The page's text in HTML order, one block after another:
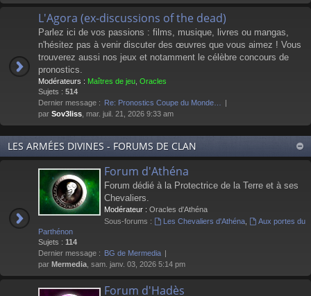
L'Agora (ex-discussions of the dead)
Parlez ici de vos passions : films, musique, livres ou mangas,
n'hésitez pas à venir discuter des œuvres que vous aimez ! Vous
trouverez aussi nos jeux et notamment le célèbre concours de
pronostics.
Modérateurs : Maîtres de jeu Oracles
Sujets : 514
Dernier message : Re: Pronostics Coupe du Monde…
par Sov3liss , mar. juil. 21, 2026 9:33 am
LES ARMÉES DIVINES - FORUMS DE CLAN
Forum d'Athéna
Forum dédié à la Protectrice de la Terre et à ses
Chevaliers.
Modérateur : Oracles d'Athéna
Sous-forums :
Les Chevaliers d'Athéna,
Aux portes du
Parthénon
Sujets : 114
Dernier message : BG de Mermedia
par Mermedia , sam. janv. 03, 2026 5:14 pm
Forum d'Hadès